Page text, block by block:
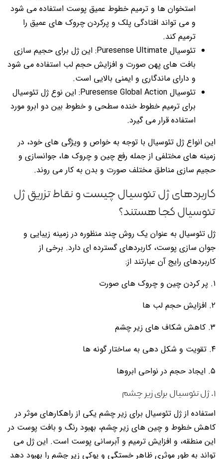
استخوان ها و ترمیم خطوط عمیق پوست استفاده می شود
و می تواند افتادگی پلک و پرکردن چروک های عمیق را
ترمیم کند.
تئوسیال Puresense Ultimate: این ژل برای حجیم سازی
بافت های پهن صورت و افزایش حجم لب استفاده می شود
و دارای ماندگاری و ایمنی بالایی است.
تئوسیال Puresense Global Action: این نوع ژل تئوسیال
برای ترمیم خطوط خنده سطحی و خطوط بین دو ابرو مورد
استفاده قرار می گیرد.
این انواع ژل تئوسیال با توجه به خواص و ویژگی های خود، در
زمینه های مختلفی از جمله رفع چین و چروک ها، جوانسازی و
حجیم سازی مناطق مختلف صورت و بدن به کار می روند.
کاربردهای ژل تئوسیال چیست و نقاط تزریق ژل
تئوسیال کجا هستند؟
ژل تئوسیال به عنوان یک روش چند منظوره در زمینه زیبایی و
جوان سازی پوست، کاربردهای گسترده ای دارد. برخی از
کاربردهای رایج آن عبارتند از:
۱. پر کردن چین و چروک های صورت
۲. افزایش حجم لب ها
۳. کاهش شکاف های زیر چشم
۴. تقویت و شکل دهی به ساختار گونه ها
۵. ایجاد حجم در نواحی ابروها
۱. ژل تئوسیال برای زیر چشم
استفاده از ژل تئوسیال برای زیر چشم یکی از راهکارهای موثر در
کاهش خطوط و چین های زیر چشم، بهبود رنگ و بافت پوست در
این منطقه، و افزایش ترمیم و آبرسانی پوست است. این ژل می
تواند به طور موثری ظاهر خستگی و پوکی زیر چشم را بهبود دهد